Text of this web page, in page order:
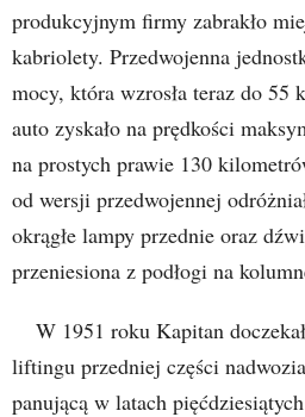
produkcyjnym firmy zabrakło
kabriolety. Przedwojenna
mocy, która wzrosła teraz do 55
auto zyskało na prędkości
na prostych prawie 130
od wersji przedwojennej
okrągłe lampy przednie oraz
przeniesiona z podłogi na
W 1951 roku Kapitan
liftingu przedniej części
panującą w latach